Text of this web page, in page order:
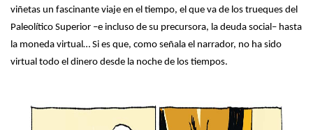
viñetas un fascinante viaje en el tiempo, el que va de los trueques del
Paleolítico Superior –e incluso de su precursora, la deuda social– hasta
la moneda virtual… Si es que, como señala el narrador, no ha sido
virtual todo el dinero desde la noche de los tiempos.